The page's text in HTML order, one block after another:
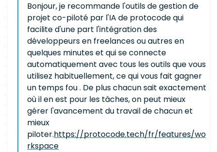
Bonjour, je recommande l'outils de gestion de
projet co-piloté par l'IA de protocode qui
facilite d'une part l'intégration des
développeurs en freelances ou autres en
quelques minutes et qui se connecte
automatiquement avec tous les outils que vous
utilisez habituellement, ce qui vous fait gagner
un temps fou . De plus chacun sait exactement
où il en est pour les tâches, on peut mieux
gérer l'avancement du travail de chacun et
mieux
piloter.https://protocode.tech/fr/features/wo
rkspace